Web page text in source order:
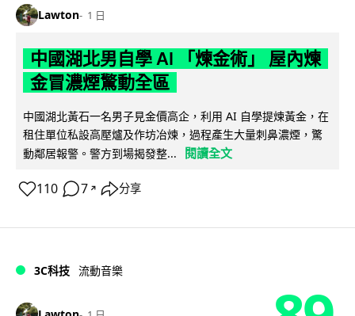
Lawton 1 日
中國湖北男自學 AI 「煉金術」 屋內煉
金冒濃煙驚動全區
中國湖北黃石一名男子見金價高企，利用 AI 自學提煉黃金，在
租住單位私設高壓爐及作坊冶煉，過程產生大量刺鼻濃煙，驚
動鄰居報警。警方到場揭發整...
閱讀全文
110 7 ↗ 分享
3C科技 流動音樂